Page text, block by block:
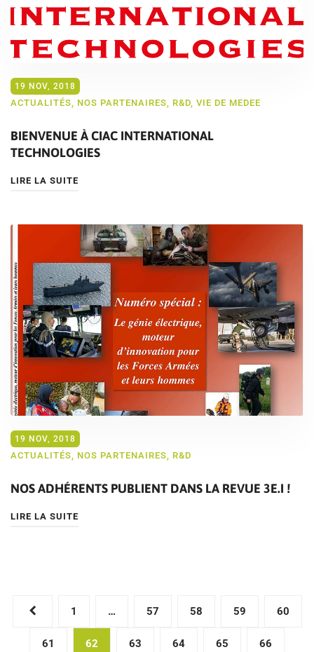
19 NOV, 2018
ACTUALITÉS NOS PARTENAIRES R&D VIE DE MEDEE
BIENVENUE À CIAC INTERNATIONAL
TECHNOLOGIES
LIRE LA SUITE
19 NOV, 2018
ACTUALITÉS, NOS PARTENAIRES, R&D
NOS ADHÉRENTS PUBLIENT DANS LA REVUE 3E.I !
LIRE LA SUITE
Pagination
1 … 57 58 59 60
61 62 63 64 65 66